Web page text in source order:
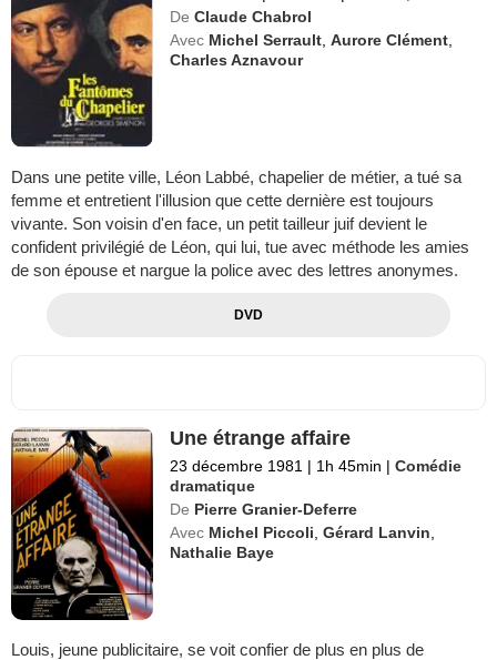
De Claude Chabrol
Avec Michel Serrault ,Aurore Clément
Charles Aznavour
Dans une petite ville, Léon Labbé, chapelier de métier, a tué sa
femme et entretient l'illusion que cette dernière est toujours
vivante. Son voisin d'en face, un petit tailleur juif devient le
confident privilégié de Léon, qui lui, tue avec méthode les amies
de son épouse et nargue la police avec des lettres anonymes.
DVD
Une étrange affaire
23 décembre 1981 | 1h 45min | Comédie
dramatique
De Pierre Granier-Deferre
Avec Michel Piccoli ,Gérard Lanvin
Nathalie Baye
Louis, jeune publicitaire, se voit confier de plus en plus de